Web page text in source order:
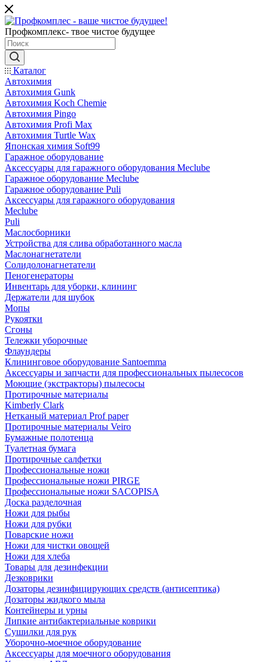
Профкомплекс- твое чистое будущее
Каталог
Автохимия
Автохимия Gunk
Автохимия Koch Chemie
Автохимия Pingo
Автохимия Profi Max
Автохимия Turtle Wax
Японская химия Soft99
Гаражное оборудование
Аксессуары для гаражного оборудования Meclube
Гаражное оборудование Meclube
Гаражное оборудование Puli
Аксессуары для гаражного оборудования
Meclube
Puli
Маслосборники
Устройства для слива обработанного масла
Маслонагнетатели
Солидолонагнетатели
Пеногенераторы
Инвентарь для уборки, клининг
Держатели для шубок
Мопы
Рукоятки
Сгоны
Тележки уборочные
Флаундеры
Клининговое оборудование Santoemma
Аксессуары и запчасти для профессиональных пылесосов
Моющие (экстракторы) пылесосы
Протирочные материалы
Kimberly Clark
Нетканый материал Prof paper
Протирочные материалы Veiro
Бумажные полотенца
Туалетная бумага
Протирочные салфетки
Профессиональные ножи
Профессиональные ножи PIRGE
Профессиональные ножи SACOPISA
Доска разделочная
Ножи для рыбы
Ножи для рубки
Поварские ножи
Ножи для чистки овощей
Ножи для хлеба
Товары для дезинфекции
Дезковрики
Дозаторы дезинфицирующих средств (антисептика)
Дозаторы жидкого мыла
Контейнеры и урны
Липкие антибактериальные коврики
Сушилки для рук
Уборочно-моечное оборудование
Аксессуары для моечного оборудования